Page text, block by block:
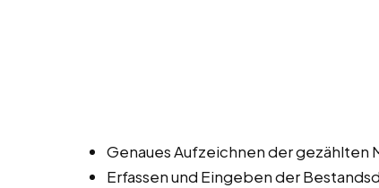
Genaues Aufzeichnen der
Erfassen und Eingeben der